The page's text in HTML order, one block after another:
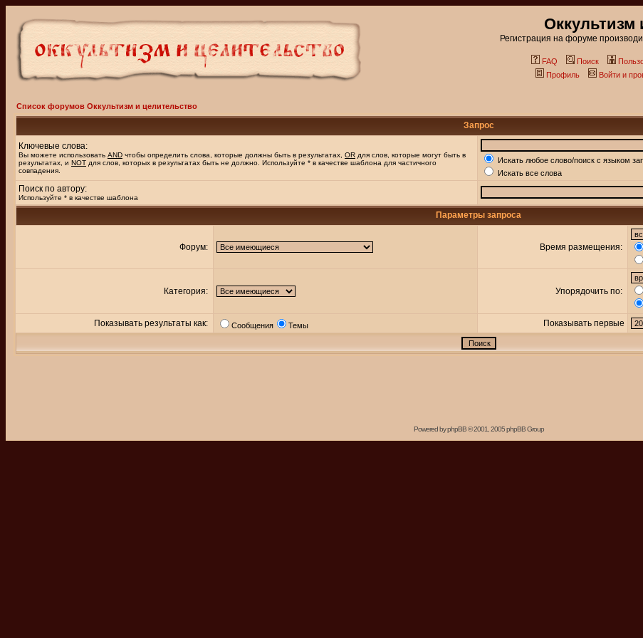
Оккультизм
Регистрация на форуме
FAQ Поиск
Профиль
Войти и
Список форумов Оккультизм и целительство
Запрос
Ключевые слова:
Вы можете использовать AND чтобы определить слова, которые должны быть в результатах, OR для слов, которые могут быть в
результатах, и NOT для слов, которых в результатах быть не должно. Используйте * в качестве шаблона для частичного
совпадения.
Искать любое слово/поиск с языком
Искать все слова
Поиск по автору:
Используйте * в качестве шаблона
Параметры запроса
Форум: Время размещения:
Категория: Упорядочить по:
Показывать результаты как: Сообщения Темы Показывать первые
Powered byphpBB© 2001, 2005 phpBB Group